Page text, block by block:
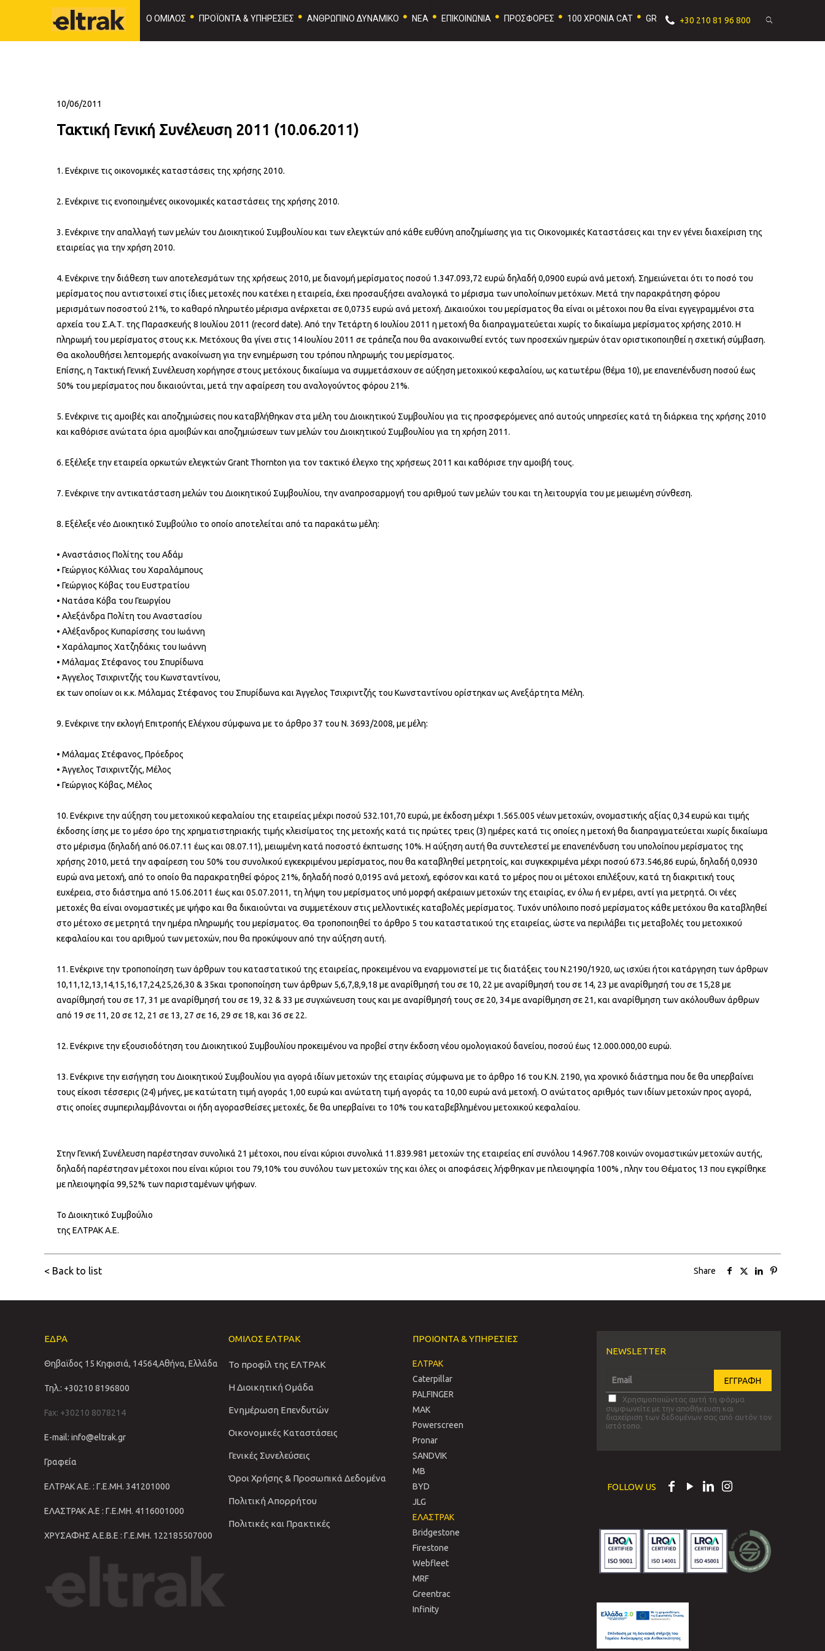
Ο ΟΜΙΛΟΣ ΠΡΟΪΟΝΤΑ & ΥΠΗΡΕΣΙΕΣ ΑΝΘΡΩΠΙΝΟ ΔΥΝΑΜΙΚΟ ΝΕΑ ΕΠΙΚΟΙΝΩΝΙΑ ΠΡΟΣΦΟΡΕΣ 100 ΧΡΟΝΙΑ CAT GR +30 210 81 96 800
10/06/2011
Τακτική Γενική Συνέλευση 2011 (10.06.2011)
1. Ενέκρινε τις οικονομικές καταστάσεις της χρήσης 2010.
2. Ενέκρινε τις ενοποιημένες οικονομικές καταστάσεις της χρήσης 2010.
3. Ενέκρινε την απαλλαγή των μελών του Διοικητικού Συμβουλίου και των ελεγκτών από κάθε ευθύνη αποζημίωσης για τις Οικονομικές Καταστάσεις και την εν γένει διαχείριση της
εταιρείας για την χρήση 2010.
4. Ενέκρινε την διάθεση των αποτελεσμάτων της χρήσεως 2010, με διανομή μερίσματος ποσού 1.347.093,72 ευρώ δηλαδή 0,0900 ευρώ ανά μετοχή. Σημειώνεται ότι το ποσό του
μερίσματος που αντιστοιχεί στις ίδιες μετοχές που κατέχει η εταιρεία, έχει προσαυξήσει αναλογικά το μέρισμα των υπολοίπων μετόχων. Μετά την παρακράτηση φόρου
μερισμάτων ποσοστού 21%, το καθαρό πληρωτέο μέρισμα ανέρχεται σε 0,0735 ευρώ ανά μετοχή. Δικαιούχοι του μερίσματος θα είναι οι μέτοχοι που θα είναι εγγεγραμμένοι στα
αρχεία του Σ.Α.Τ. της Παρασκευής 8 Ιουλίου 2011 (record date). Από την Τετάρτη 6 Ιουλίου 2011 η μετοχή θα διαπραγματεύεται χωρίς το δικαίωμα μερίσματος χρήσης 2010. Η
πληρωμή του μερίσματος στους κ.κ. Μετόχους θα γίνει στις 14 Ιουλίου 2011 σε τράπεζα που θα ανακοινωθεί εντός των προσεχών ημερών όταν οριστικοποιηθεί η σχετική σύμβαση.
Θα ακολουθήσει λεπτομερής ανακοίνωση για την ενημέρωση του τρόπου πληρωμής του μερίσματος.
Επίσης, η Τακτική Γενική Συνέλευση χορήγησε στους μετόχους δικαίωμα να συμμετάσχουν σε αύξηση μετοχικού κεφαλαίου, ως κατωτέρω (θέμα 10), με επανεπένδυση ποσού έως
50% του μερίσματος που δικαιούνται, μετά την αφαίρεση του αναλογούντος φόρου 21%.
5. Ενέκρινε τις αμοιβές και αποζημιώσεις που καταβλήθηκαν στα μέλη του Διοικητικού Συμβουλίου για τις προσφερόμενες από αυτούς υπηρεσίες κατά τη διάρκεια της χρήσης 2010
και καθόρισε ανώτατα όρια αμοιβών και αποζημιώσεων των μελών του Διοικητικού Συμβουλίου για τη χρήση 2011.
6. Εξέλεξε την εταιρεία ορκωτών ελεγκτών Grant Thornton για τον τακτικό έλεγχο της χρήσεως 2011 και καθόρισε την αμοιβή τους.
7. Ενέκρινε την αντικατάσταση μελών του Διοικητικού Συμβουλίου, την αναπροσαρμογή του αριθμού των μελών του και τη λειτουργία του με μειωμένη σύνθεση.
8. Εξέλεξε νέο Διοικητικό Συμβούλιο το οποίο αποτελείται από τα παρακάτω μέλη:
• Αvαστάσιoς Πoλίτης του Αδάμ
• Γεώργιoς Κόλλιας του Χαραλάμπους
• Γεώργιος Κόβας του Ευστρατίου
• Νατάσα Κόβα του Γεωργίου
• Αλεξάνδρα Πολίτη του Αναστασίου
• Αλέξανδρος Κυπαρίσσης του Ιωάννη
• Χαράλαμπος Χατζηδάκις του Ιωάννη
• Μάλαμας Στέφανος του Σπυρίδωνα
• Άγγελος Τσιχριντζής του Κωνσταντίνου,
εκ των οποίων οι κ.κ. Μάλαμας Στέφανος του Σπυρίδωνα και Άγγελος Τσιχριντζής του Κωνσταντίνου ορίστηκαν ως Ανεξάρτητα Μέλη.
9. Ενέκρινε την εκλογή Επιτροπής Ελέγχου σύμφωνα με το άρθρο 37 του Ν. 3693/2008, με μέλη:
• Μάλαμας Στέφανος, Πρόεδρος
• Άγγελος Τσιχριντζής, Μέλος
• Γεώργιος Κόβας, Μέλος
10. Ενέκρινε την αύξηση του μετοχικού κεφαλαίου της εταιρείας μέχρι ποσού 532.101,70 ευρώ, με έκδοση μέχρι 1.565.005 νέων μετοχών, ονομαστικής αξίας 0,34 ευρώ και τιμής
έκδοσης ίσης με το μέσο όρο της χρηματιστηριακής τιμής κλεισίματος της μετοχής κατά τις πρώτες τρεις (3) ημέρες κατά τις οποίες η μετοχή θα διαπραγματεύεται χωρίς δικαίωμα
στο μέρισμα (δηλαδή από 06.07.11 έως και 08.07.11), μειωμένη κατά ποσοστό έκπτωσης 10%. Η αύξηση αυτή θα συντελεστεί με επανεπένδυση του υπολοίπου μερίσματος της
χρήσης 2010, μετά την αφαίρεση του 50% του συνολικού εγκεκριμένου μερίσματος, που θα καταβληθεί μετρητοίς, και συγκεκριμένα μέχρι ποσού 673.546,86 ευρώ, δηλαδή 0,0930
ευρώ ανα μετοχή, από το οποίο θα παρακρατηθεί φόρος 21%, δηλαδή ποσό 0,0195 ανά μετοχή, εφόσον και κατά το μέρος που οι μέτοχοι επιλέξουν, κατά τη διακριτική τους
ευχέρεια, στο διάστημα από 15.06.2011 έως και 05.07.2011, τη λήψη του μερίσματος υπό μορφή ακέραιων μετοχών της εταιρίας, εν όλω ή εν μέρει, αντί για μετρητά. Οι νέες
μετοχές θα είναι ονομαστικές με ψήφο και θα δικαιούνται να συμμετέχουν στις μελλοντικές καταβολές μερίσματος. Τυχόν υπόλοιπο ποσό μερίσματος κάθε μετόχου θα καταβληθεί
στο μέτοχο σε μετρητά την ημέρα πληρωμής του μερίσματος. Θα τροποποιηθεί το άρθρο 5 του καταστατικού της εταιρείας, ώστε να περιλάβει τις μεταβολές του μετοχικού
κεφαλαίου και του αριθμού των μετοχών, που θα προκύψουν από την αύξηση αυτή.
11. Ενέκρινε την τροποποίηση των άρθρων του καταστατικού της εταιρείας, προκειμένου να εναρμονιστεί με τις διατάξεις του Ν.2190/1920, ως ισχύει ήτοι κατάργηση των άρθρων
10,11,12,13,14,15,16,17,24,25,26,30 & 35και τροποποίηση των άρθρων 5,6,7,8,9,18 με αναρίθμησή του σε 10, 22 με αναρίθμησή του σε 14, 23 με αναρίθμησή του σε 15,28 με
αναρίθμησή του σε 17, 31 με αναρίθμησή του σε 19, 32 & 33 με συγχώνευση τους και με αναρίθμησή τους σε 20, 34 με αναρίθμηση σε 21, και αναρίθμηση των ακόλουθων άρθρων
από 19 σε 11, 20 σε 12, 21 σε 13, 27 σε 16, 29 σε 18, και 36 σε 22.
12. Ενέκρινε την εξουσιοδότηση του Διοικητικού Συμβουλίου προκειμένου να προβεί στην έκδοση νέου ομολογιακού δανείου, ποσού έως 12.000.000,00 ευρώ.
13. Ενέκρινε την εισήγηση του Διοικητικού Συμβουλίου για αγορά ιδίων μετοχών της εταιρίας σύμφωνα με το άρθρο 16 του Κ.Ν. 2190, για χρονικό διάστημα που δε θα υπερβαίνει
τους είκοσι τέσσερις (24) μήνες, με κατώτατη τιμή αγοράς 1,00 ευρώ και ανώτατη τιμή αγοράς τα 10,00 ευρώ ανά μετοχή. Ο ανώτατος αριθμός των ιδίων μετοχών προς αγορά,
στις οποίες συμπεριλαμβάνονται οι ήδη αγορασθείσες μετοχές, δε θα υπερβαίνει το 10% του καταβεβλημένου μετοχικού κεφαλαίου.
Στην Γενική Συνέλευση παρέστησαν συνολικά 21 μέτοχοι, που είναι κύριοι συνολικά 11.839.981 μετοχών της εταιρείας επί συνόλου 14.967.708 κοινών ονομαστικών μετοχών αυτής,
δηλαδή παρέστησαν μέτοχοι που είναι κύριοι του 79,10% του συνόλου των μετοχών της και όλες οι αποφάσεις λήφθηκαν με πλειοψηφία 100% , πλην του Θέματος 13 που εγκρίθηκε
με πλειοψηφία 99,52% των παρισταμένων ψήφων.
Το Διοικητικό Συμβούλιο
της ΕΛΤΡΑΚ Α.Ε.
< Back to list Share
ΕΔΡΑ
Θηβαϊδος 15 Κηφισιά, 14564,Αθήνα, Ελλάδα
Τηλ.: +30210 8196800
Fax: +30210 8078214
E-mail: info@eltrak.gr
Γραφεία
ΕΛΤΡΑΚ Α.Ε. : Γ.Ε.ΜΗ. 341201000
ΕΛΑΣΤΡΑΚ Α.Ε : Γ.Ε.ΜΗ. 4116001000
ΧΡΥΣΑΦΗΣ Α.Ε.Β.Ε : Γ.Ε.ΜΗ. 122185507000
ΟΜΙΛΟΣ ΕΛΤΡΑΚ
Το προφίλ της ΕΛΤΡΑΚ
Η Διοικητική Ομάδα
Ενημέρωση Επενδυτών
Οικονομικές Καταστάσεις
Γενικές Συνελεύσεις
Όροι Χρήσης & Προσωπικά Δεδομένα
Πολιτική Απορρήτου
Πολιτικές και Πρακτικές
ΠΡΟΙΟΝΤΑ & ΥΠΗΡΕΣΙΕΣ
ΕΛΤΡΑΚ
Caterpillar
PALFINGER
MAK
Powerscreen
Pronar
SANDVIΚ
MB
BYD
JLG
ΕΛΑΣΤΡΑΚ
Bridgestone
Firestone
Webfleet
MRF
Greentrac
Infinity
NEWSLETTER
Χρησιμοποιώντας αυτή τη φόρμα
συμφωνείτε με την αποθήκευση και
διαχείριση των δεδομένων σας από αυτόν τον
ιστότοπο.
FOLLOW US